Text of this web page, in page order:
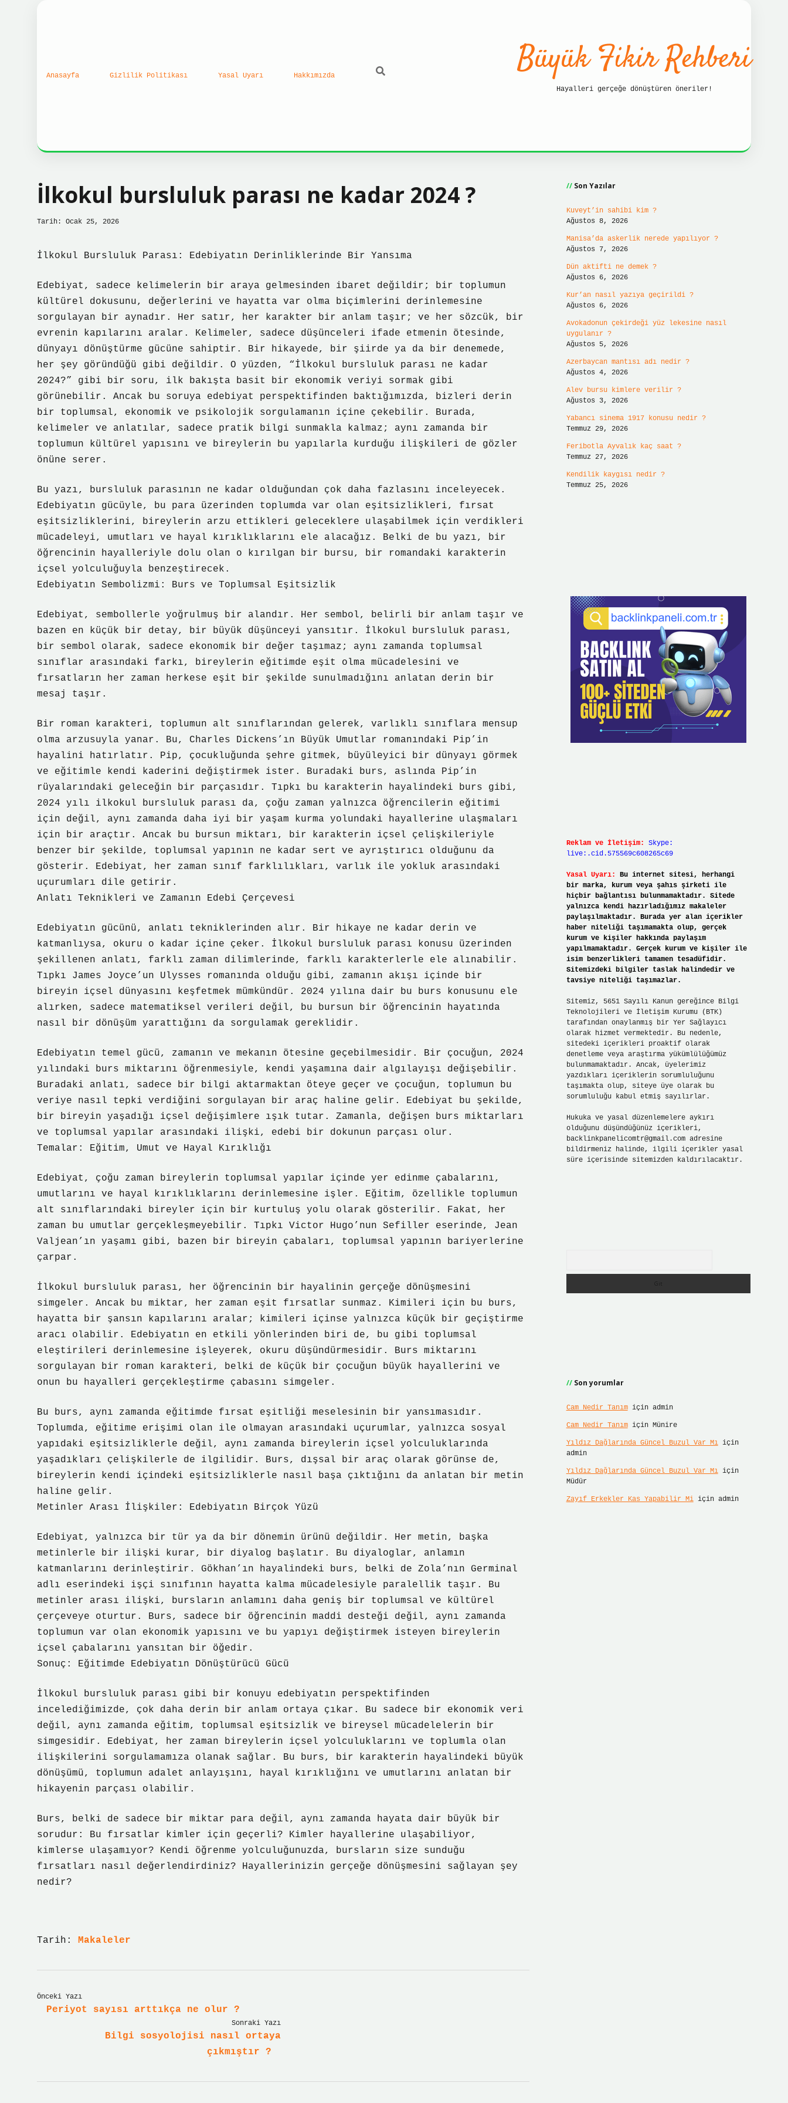
Anasayfa Gizlilik Politikası Yasal Uyarı Hakkımızda Büyük Fikir Rehberi
Hayalleri gerçeğe dönüştüren öneriler!
İlkokul bursluluk parası ne kadar 2024 ?
Tarih: Ocak 25, 2026
İlkokul Bursluluk Parası: Edebiyatın Derinliklerinde Bir Yansıma
Edebiyat, sadece kelimelerin bir araya gelmesinden ibaret değildir; bir toplumun
kültürel dokusunu, değerlerini ve hayatta var olma biçimlerini derinlemesine
sorgulayan bir aynadır. Her satır, her karakter bir anlam taşır; ve her sözcük, bir
evrenin kapılarını aralar. Kelimeler, sadece düşünceleri ifade etmenin ötesinde,
dünyayı dönüştürme gücüne sahiptir. Bir hikayede, bir şiirde ya da bir denemede,
her şey göründüğü gibi değildir. O yüzden, “İlkokul bursluluk parası ne kadar
2024?” gibi bir soru, ilk bakışta basit bir ekonomik veriyi sormak gibi
görünebilir. Ancak bu soruya edebiyat perspektifinden baktığımızda, bizleri derin
bir toplumsal, ekonomik ve psikolojik sorgulamanın içine çekebilir. Burada,
kelimeler ve anlatılar, sadece pratik bilgi sunmakla kalmaz; aynı zamanda bir
toplumun kültürel yapısını ve bireylerin bu yapılarla kurduğu ilişkileri de gözler
önüne serer.
Bu yazı, bursluluk parasının ne kadar olduğundan çok daha fazlasını inceleyecek.
Edebiyatın gücüyle, bu para üzerinden toplumda var olan eşitsizlikleri, fırsat
eşitsizliklerini, bireylerin arzu ettikleri geleceklere ulaşabilmek için verdikleri
mücadeleyi, umutları ve hayal kırıklıklarını ele alacağız. Belki de bu yazı, bir
öğrencinin hayalleriyle dolu olan o kırılgan bir bursu, bir romandaki karakterin
içsel yolculuğuyla benzeştirecek.
Edebiyatın Sembolizmi: Burs ve Toplumsal Eşitsizlik
Edebiyat, sembollerle yoğrulmuş bir alandır. Her sembol, belirli bir anlam taşır ve
bazen en küçük bir detay, bir büyük düşünceyi yansıtır. İlkokul bursluluk parası,
bir sembol olarak, sadece ekonomik bir değer taşımaz; aynı zamanda toplumsal
sınıflar arasındaki farkı, bireylerin eğitimde eşit olma mücadelesini ve
fırsatların her zaman herkese eşit bir şekilde sunulmadığını anlatan derin bir
mesaj taşır.
Bir roman karakteri, toplumun alt sınıflarından gelerek, varlıklı sınıflara mensup
olma arzusuyla yanar. Bu, Charles Dickens’ın Büyük Umutlar romanındaki Pip’in
hayalini hatırlatır. Pip, çocukluğunda şehre gitmek, büyüleyici bir dünyayı görmek
ve eğitimle kendi kaderini değiştirmek ister. Buradaki burs, aslında Pip’in
rüyalarındaki geleceğin bir parçasıdır. Tıpkı bu karakterin hayalindeki burs gibi,
2024 yılı ilkokul bursluluk parası da, çoğu zaman yalnızca öğrencilerin eğitimi
için değil, aynı zamanda daha iyi bir yaşam kurma yolundaki hayallerine ulaşmaları
için bir araçtır. Ancak bu bursun miktarı, bir karakterin içsel çelişkileriyle
benzer bir şekilde, toplumsal yapının ne kadar sert ve ayrıştırıcı olduğunu da
gösterir. Edebiyat, her zaman sınıf farklılıkları, varlık ile yokluk arasındaki
uçurumları dile getirir.
Anlatı Teknikleri ve Zamanın Edebi Çerçevesi
Edebiyatın gücünü, anlatı tekniklerinden alır. Bir hikaye ne kadar derin ve
katmanlıysa, okuru o kadar içine çeker. İlkokul bursluluk parası konusu üzerinden
şekillenen anlatı, farklı zaman dilimlerinde, farklı karakterlerle ele alınabilir.
Tıpkı James Joyce’un Ulysses romanında olduğu gibi, zamanın akışı içinde bir
bireyin içsel dünyasını keşfetmek mümkündür. 2024 yılına dair bu burs konusunu ele
alırken, sadece matematiksel verileri değil, bu bursun bir öğrencinin hayatında
nasıl bir dönüşüm yarattığını da sorgulamak gereklidir.
Edebiyatın temel gücü, zamanın ve mekanın ötesine geçebilmesidir. Bir çocuğun, 2024
yılındaki burs miktarını öğrenmesiyle, kendi yaşamına dair algılayışı değişebilir.
Buradaki anlatı, sadece bir bilgi aktarmaktan öteye geçer ve çocuğun, toplumun bu
veriye nasıl tepki verdiğini sorgulayan bir araç haline gelir. Edebiyat bu şekilde,
bir bireyin yaşadığı içsel değişimlere ışık tutar. Zamanla, değişen burs miktarları
ve toplumsal yapılar arasındaki ilişki, edebi bir dokunun parçası olur.
Temalar: Eğitim, Umut ve Hayal Kırıklığı
Edebiyat, çoğu zaman bireylerin toplumsal yapılar içinde yer edinme çabalarını,
umutlarını ve hayal kırıklıklarını derinlemesine işler. Eğitim, özellikle toplumun
alt sınıflarındaki bireyler için bir kurtuluş yolu olarak gösterilir. Fakat, her
zaman bu umutlar gerçekleşmeyebilir. Tıpkı Victor Hugo’nun Sefiller eserinde, Jean
Valjean’ın yaşamı gibi, bazen bir bireyin çabaları, toplumsal yapının bariyerlerine
çarpar.
İlkokul bursluluk parası, her öğrencinin bir hayalinin gerçeğe dönüşmesini
simgeler. Ancak bu miktar, her zaman eşit fırsatlar sunmaz. Kimileri için bu burs,
hayatta bir şansın kapılarını aralar; kimileri içinse yalnızca küçük bir geçiştirme
aracı olabilir. Edebiyatın en etkili yönlerinden biri de, bu gibi toplumsal
eleştirileri derinlemesine işleyerek, okuru düşündürmesidir. Burs miktarını
sorgulayan bir roman karakteri, belki de küçük bir çocuğun büyük hayallerini ve
onun bu hayalleri gerçekleştirme çabasını simgeler.
Bu burs, aynı zamanda eğitimde fırsat eşitliği meselesinin bir yansımasıdır.
Toplumda, eğitime erişimi olan ile olmayan arasındaki uçurumlar, yalnızca sosyal
yapıdaki eşitsizliklerle değil, aynı zamanda bireylerin içsel yolculuklarında
yaşadıkları çelişkilerle de ilgilidir. Burs, dışsal bir araç olarak görünse de,
bireylerin kendi içindeki eşitsizliklerle nasıl başa çıktığını da anlatan bir metin
haline gelir.
Metinler Arası İlişkiler: Edebiyatın Birçok Yüzü
Edebiyat, yalnızca bir tür ya da bir dönemin ürünü değildir. Her metin, başka
metinlerle bir ilişki kurar, bir diyalog başlatır. Bu diyaloglar, anlamın
katmanlarını derinleştirir. Gökhan’ın hayalindeki burs, belki de Zola’nın Germinal
adlı eserindeki işçi sınıfının hayatta kalma mücadelesiyle paralellik taşır. Bu
metinler arası ilişki, bursların anlamını daha geniş bir toplumsal ve kültürel
çerçeveye oturtur. Burs, sadece bir öğrencinin maddi desteği değil, aynı zamanda
toplumun var olan ekonomik yapısını ve bu yapıyı değiştirmek isteyen bireylerin
içsel çabalarını yansıtan bir öğedir.
Sonuç: Eğitimde Edebiyatın Dönüştürücü Gücü
İlkokul bursluluk parası gibi bir konuyu edebiyatın perspektifinden
incelediğimizde, çok daha derin bir anlam ortaya çıkar. Bu sadece bir ekonomik veri
değil, aynı zamanda eğitim, toplumsal eşitsizlik ve bireysel mücadelelerin bir
simgesidir. Edebiyat, her zaman bireylerin içsel yolculuklarını ve toplumla olan
ilişkilerini sorgulamamıza olanak sağlar. Bu burs, bir karakterin hayalindeki büyük
dönüşümü, toplumun adalet anlayışını, hayal kırıklığını ve umutlarını anlatan bir
hikayenin parçası olabilir.
Burs, belki de sadece bir miktar para değil, aynı zamanda hayata dair büyük bir
sorudur: Bu fırsatlar kimler için geçerli? Kimler hayallerine ulaşabiliyor,
kimlerse ulaşamıyor? Kendi öğrenme yolculuğunuzda, bursların size sunduğu
fırsatları nasıl değerlendirdiniz? Hayallerinizin gerçeğe dönüşmesini sağlayan şey
nedir?
Tarih: Makaleler
Önceki Yazı
Periyot sayısı arttıkça ne olur ?
Sonraki Yazı
Bilgi sosyolojisi nasıl ortaya
çıkmıştır ?
Son Yazılar
Kuveyt’in sahibi kim ?
Ağustos 8, 2026
Manisa’da askerlik nerede yapılıyor ?
Ağustos 7, 2026
Dün aktifti ne demek ?
Ağustos 6, 2026
Kur’an nasıl yazıya geçirildi ?
Ağustos 6, 2026
Avokadonun çekirdeği yüz lekesine nasıl
uygulanır ?
Ağustos 5, 2026
Azerbaycan mantısı adı nedir ?
Ağustos 4, 2026
Alev bursu kimlere verilir ?
Ağustos 3, 2026
Yabancı sinema 1917 konusu nedir ?
Temmuz 29, 2026
Feribotla Ayvalık kaç saat ?
Temmuz 27, 2026
Kendilik kaygısı nedir ?
Temmuz 25, 2026
Reklam ve İletişim:
Skype:
live:.cid.575569c608265c69
Yasal Uyarı:
Bu internet sitesi, herhangi
bir marka, kurum veya şahıs şirketi ile
hiçbir bağlantısı bulunmamaktadır. Sitede
yalnızca kendi hazırladığımız makaleler
paylaşılmaktadır. Burada yer alan içerikler
haber niteliği taşımamakta olup, gerçek
kurum ve kişiler hakkında paylaşım
yapılmamaktadır. Gerçek kurum ve kişiler ile
isim benzerlikleri tamamen tesadüfidir.
Sitemizdeki bilgiler taslak halindedir ve
tavsiye niteliği taşımazlar.
Sitemiz, 5651 Sayılı Kanun gereğince Bilgi
Teknolojileri ve İletişim Kurumu (BTK)
tarafından onaylanmış bir Yer Sağlayıcı
olarak hizmet vermektedir. Bu nedenle,
sitedeki içerikleri proaktif olarak
denetleme veya araştırma yükümlülüğümüz
bulunmamaktadır. Ancak, üyelerimiz
yazdıkları içeriklerin sorumluluğunu
taşımakta olup, siteye üye olarak bu
sorumluluğu kabul etmiş sayılırlar.
Hukuka ve yasal düzenlemelere aykırı
olduğunu düşündüğünüz içerikleri,
backlinkpanelicomtr@gmail.comadresine
bildirmeniz halinde, ilgili içerikler yasal
süre içerisinde sitemizden kaldırılacaktır.
Son yorumlar
Cam Nedir Tanımiçin admin
Cam Nedir Tanımiçin Münire
Yıldız Dağlarında Güncel Buzul Var Mıiçin
admin
Yıldız Dağlarında Güncel Buzul Var Mıiçin
Müdür
Zayıf Erkekler Kas Yapabilir Miiçin admin